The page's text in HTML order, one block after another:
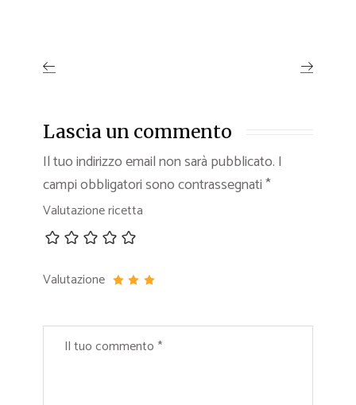
Lascia un commento
Il tuo indirizzo email non sarà pubblicato. I
campi obbligatori sono contrassegnati*
Valutazione ricetta
Valutazione